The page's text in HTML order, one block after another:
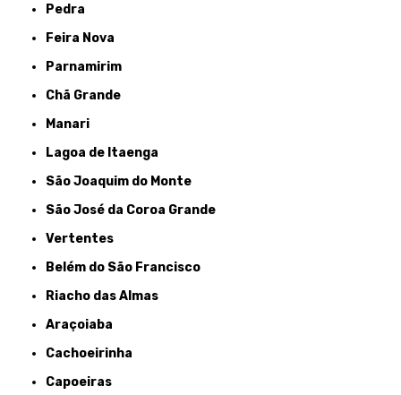
Pedra
Feira Nova
Parnamirim
Chã Grande
Manari
Lagoa de Itaenga
São Joaquim do Monte
São José da Coroa Grande
Vertentes
Belém do São Francisco
Riacho das Almas
Araçoiaba
Cachoeirinha
Capoeiras